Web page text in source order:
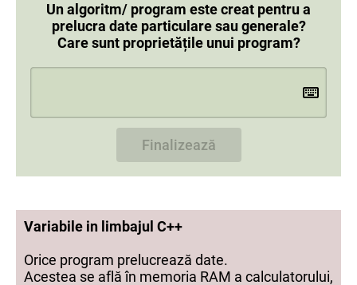
Un algoritm/ program este creat pentru a
prelucra date particulare sau generale?
Care sunt proprietățile unui program?
Finalizează
Variabile in limbajul C++
Orice program prelucrează date.
Acestea se află în memoria RAM a calculatorului,